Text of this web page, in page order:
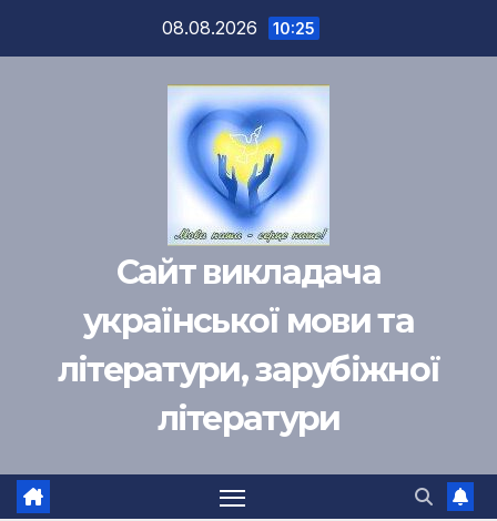
08.08.2026 10:25
Сайт викладача
української мови та
літератури, зарубіжної
літератури